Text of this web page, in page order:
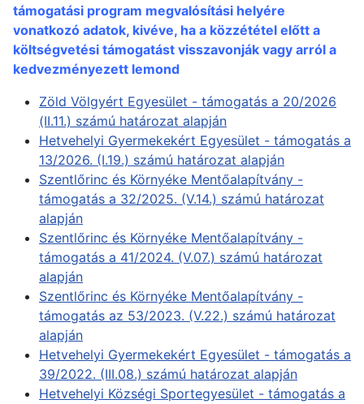
támogatási program megvalósítási helyére
vonatkozó adatok, kivéve, ha a közzététel előtt a
költségvetési támogatást visszavonják vagy arról a
kedvezményezett lemond
Zöld Völgyért Egyesület - támogatás a 20/2026
(II.11.) számú határozat alapján
Hetvehelyi Gyermekekért Egyesület - támogatás a
13/2026. (I.19.) számú határozat alapján
Szentlőrinc és Környéke Mentőalapítvány -
támogatás a 32/2025. (V.14.) számú határozat
alapján
Szentlőrinc és Környéke Mentőalapítvány -
támogatás a 41/2024. (V.07.) számú határozat
alapján
Szentlőrinc és Környéke Mentőalapítvány -
támogatás az 53/2023. (V.22.) számú határozat
alapján
Hetvehelyi Gyermekekért Egyesület - támogatás a
39/2022. (III.08.) számú határozat alapján
Hetvehelyi Községi Sportegyesület - támogatás a